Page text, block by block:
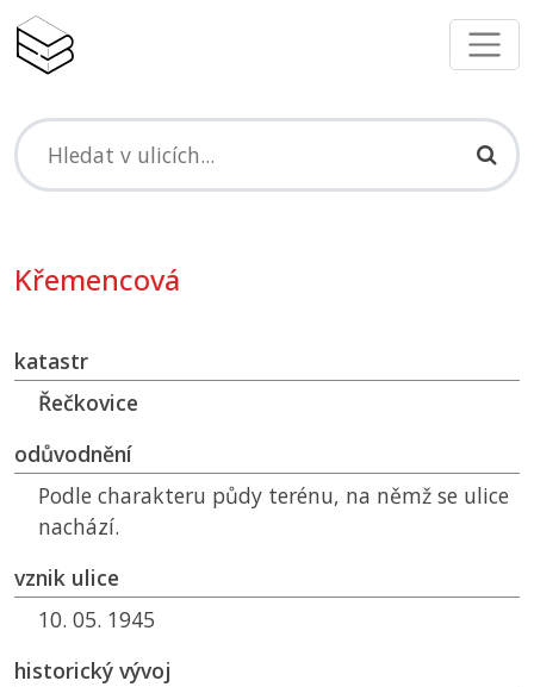
Křemencová
katastr
Řečkovice
odůvodnění
Podle charakteru půdy terénu, na němž se ulice
nachází.
vznik ulice
10. 05. 1945
historický vývoj